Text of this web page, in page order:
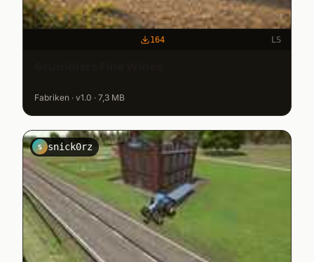
164 LS
Fabriken · v1.0 · 7,3 MB
S snick0rz